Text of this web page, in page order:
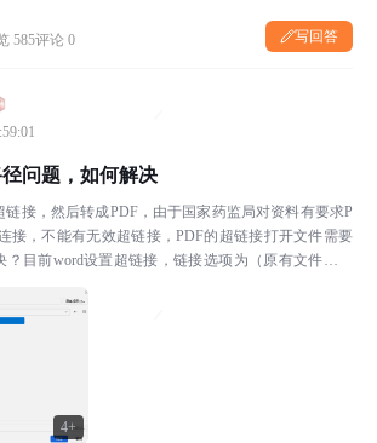
，手写状态手指和手写笔都是涂画的，手指不能自
585评论 0 写回答
4+
问题，如何解决
链接，然后转成PDF，由于国家药监局对资料有要求P
接，不能有无效超链接，PDF的超链接打开文件需要
目前word设置超链接，链接选项为（原有文件或网